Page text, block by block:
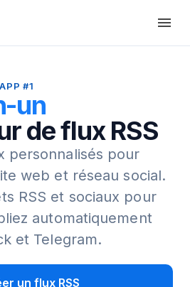
#1
un
de flux RSS
personnalisés pour
web et réseau social.
RSS et sociaux pour
automatiquement
et Telegram.
un flux RSS